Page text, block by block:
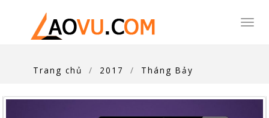
Trang chủ 2017 Tháng Bảy